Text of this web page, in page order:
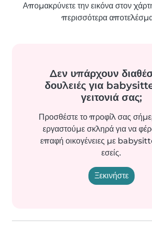
Απομακρύνετε την εικόνα στον
περισσότερα
Δεν υπάρχουν
δουλειές για
γειτονιά σας;
Προσθέστε το προφίλ σας
εργαστούμε σκληρά για να
επαφή οικογένειες με
εσείς.
Ξεκινήστε